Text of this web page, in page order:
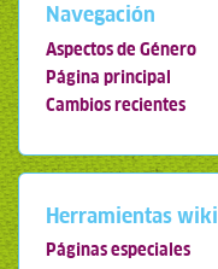
Navegación
Aspectos de Género
Página principal
Cambios recientes
Herramientas wiki
Páginas especiales